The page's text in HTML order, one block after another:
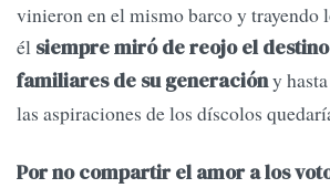
vinieron en el mismo barco y trayendo
él siempre miró de reojo el
familiares de su generacióny
las aspiraciones de los díscolos
Por no compartir el amor a los